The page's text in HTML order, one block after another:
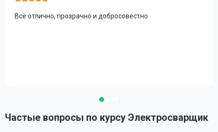
Всё отлично, прозрачно и добросовестно
Частые вопросы по курсу Электросварщик